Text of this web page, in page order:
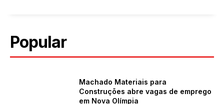
Popular
Machado Materiais para
Construções abre vagas de emprego
em Nova Olímpia